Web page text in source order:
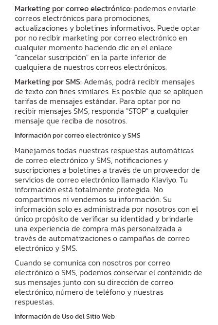
Marketing por correo electrónico: podemos enviarle
correos electrónicos para promociones,
actualizaciones y boletines informativos. Puede optar
por no recibir marketing por correo electrónico en
cualquier momento haciendo clic en el enlace
"cancelar suscripción" en la parte inferior de
cualquiera de nuestros correos electrónicos.
Marketing por SMS: Además, podrá recibir mensajes
de texto con fines similares. Es posible que se apliquen
tarifas de mensajes estándar. Para optar por no
recibir mensajes SMS, responda "STOP" a cualquier
mensaje que reciba de nosotros.
Información por correo electrónico y SMS
Manejamos todas nuestras respuestas automáticas
de correo electrónico y SMS, notificaciones y
suscripciones a boletines a través de un proveedor de
servicios de correo electrónico llamado Klaviyo. Tu
información está totalmente protegida. No
compartimos ni vendemos su información. Su
información solo es administrada por nosotros con el
único propósito de verificar su identidad y brindarle
una experiencia de compra más personalizada a
través de automatizaciones o campañas de correo
electrónico y SMS.
Cuando se comunica con nosotros por correo
electrónico o SMS, podemos conservar el contenido de
sus mensajes junto con su dirección de correo
electrónico, número de teléfono y nuestras
respuestas.
Información de Uso del Sitio Web